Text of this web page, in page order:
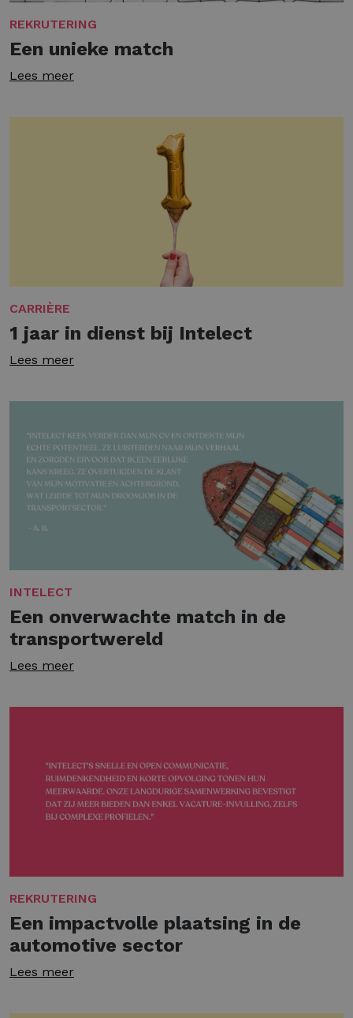
REKRUTERING
Een unieke match
Lees meer
CARRIÈRE
1 jaar in dienst bij Intelect
Lees meer
INTELECT
Een onverwachte match in de
transportwereld
Lees meer
REKRUTERING
Een impactvolle plaatsing in de
automotive sector
Lees meer